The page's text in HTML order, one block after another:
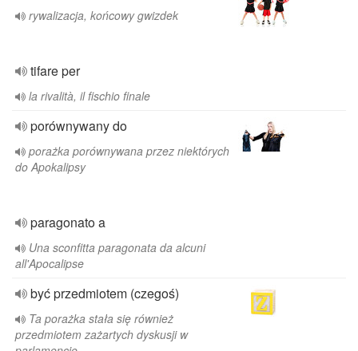
rywalizacja, końcowy gwizdek
tifare per
la rivalità, il fischio finale
porównywany do
porażka porównywana przez niektórych
do Apokalipsy
paragonato a
Una sconfitta paragonata da alcuni
all'Apocalipse
być przedmiotem (czegoś)
Ta porażka stała się również
przedmiotem zażartych dyskusji w